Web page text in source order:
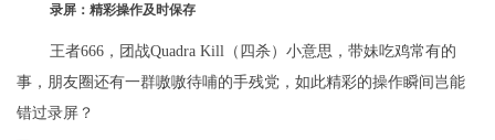
录屏：精彩操作及时保存
王者666，团战Quadra Kill（四杀）小意思，带妹吃鸡常有的
事，朋友圈还有一群嗷嗷待哺的手残党，如此精彩的操作瞬间岂能
错过录屏？